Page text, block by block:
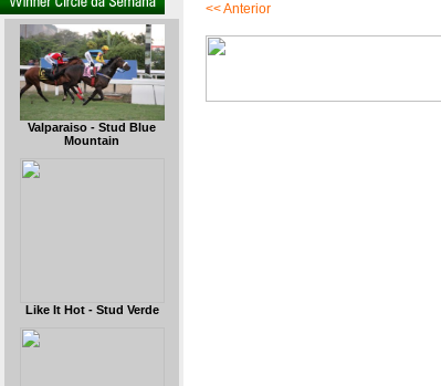
Valparaiso - Stud Blue
Mountain
Like It Hot - Stud Verde
<< Anterior